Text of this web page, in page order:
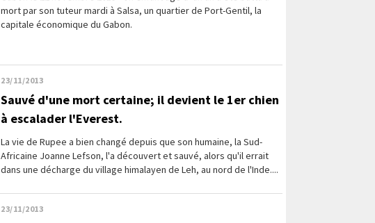
mort par son tuteur mardi à Salsa, un quartier de Port-Gentil, la
capitale économique du Gabon.
23/11/2013
Sauvé d'une mort certaine; il devient le 1er chien
à escalader l'Everest.
La vie de Rupee a bien changé depuis que son humaine, la Sud-
Africaine Joanne Lefson, l'a découvert et sauvé, alors qu'il errait
dans une décharge du village himalayen de Leh, au nord de l'Inde....
23/11/2013